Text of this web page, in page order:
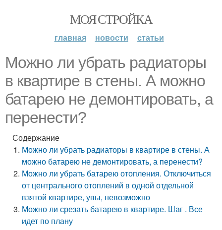
МОЯ СТРОЙКА
главная новости статьи
Можно ли убрать радиаторы
в квартире в стены. А можно
батарею не демонтировать, а
перенести?
Содержание
Можно ли убрать радиаторы в квартире в стены. А
можно батарею не демонтировать, а перенести?
Можно ли убрать батарею отопления. Отключиться
от центрального отоплений в одной отдельной
взятой квартире, увы, невозможно
Можно ли срезать батарею в квартире. Шаг . Все
идет по плану